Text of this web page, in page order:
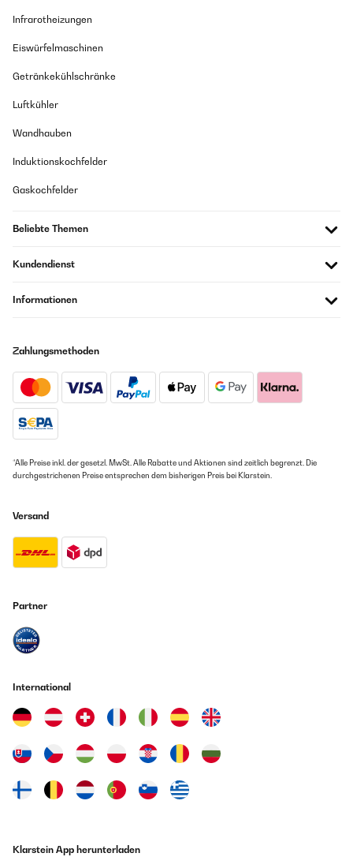
Infrarotheizungen
Eiswürfelmaschinen
Getränkekühlschränke
Luftkühler
Wandhauben
Induktionskochfelder
Gaskochfelder
Beliebte Themen
Kundendienst
Informationen
Zahlungsmethoden
*Alle Preise inkl. der gesetzl. MwSt. Alle Rabatte und Aktionen sind zeitlich begrenzt. Die
durchgestrichenen Preise entsprechen dem bisherigen Preis bei Klarstein.
Versand
Partner
International
Klarstein App herunterladen